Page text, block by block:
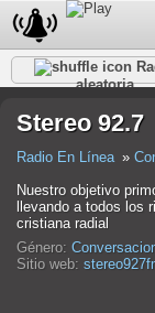
aleatoria
Rap
Trans
Stereo 92.7
Radio En Línea
Nuestro objetivo
llevando a todos los
cristiana radial
Género:
Sitio web: